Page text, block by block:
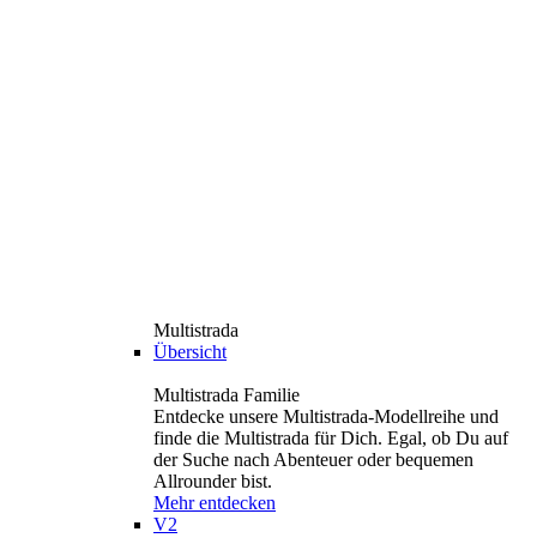
Multistrada
Übersicht
Multistrada Familie
Entdecke unsere Multistrada-Modellreihe und
finde die Multistrada für Dich. Egal, ob Du auf
der Suche nach Abenteuer oder bequemen
Allrounder bist.
Mehr entdecken
V2